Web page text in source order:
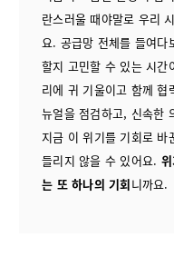
란스러울 때야말로 우리
요. 공급망 전체를 들여다
할지 고민할 수 있는 시간
리에 귀 기울이고 함께
뉴얼을 점검하고, 신속한
지금 이 위기를 기회로 바
들리지 않을 수 있어요.
는 또 하나의 기회니까요.